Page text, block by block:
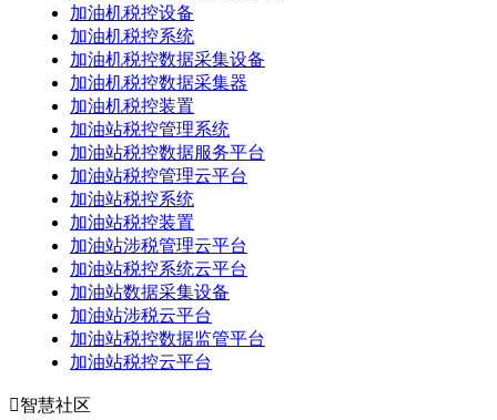
加油机税控设备
加油机税控系统
加油机税控数据采集设备
加油机税控数据采集器
加油机税控装置
加油站税控管理系统
加油站税控数据服务平台
加油站税控管理云平台
加油站税控系统
加油站税控装置
加油站涉税管理云平台
加油站税控系统云平台
加油站数据采集设备
加油站涉税云平台
加油站税控数据监管平台
加油站税控云平台
智慧社区